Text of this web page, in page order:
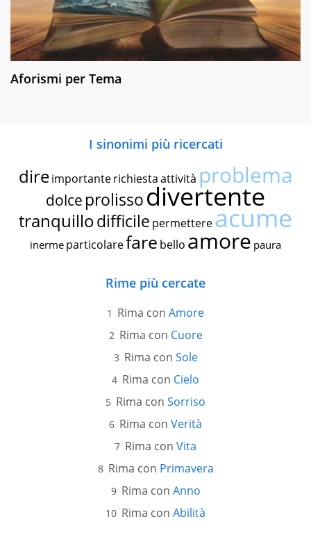
Aforismi per Tema
I sinonimi più ricercati
dire importante richiestaattività problema
dolce prolissodivertente
tranquillodifficile permettereacume
inerme particolarefare bello amore paura
Rime più cercate
Rima con Amore
Rima con Cuore
Rima con Sole
Rima con Cielo
Rima con Sorriso
Rima con Verità
Rima con Vita
Rima con Primavera
Rima con Anno
Rima con Abilità